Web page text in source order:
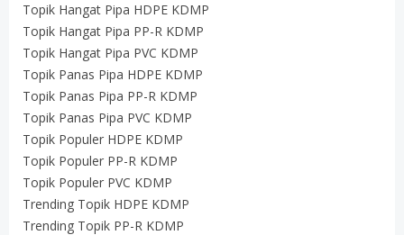
Topik Hangat Pipa HDPE KDMP
Topik Hangat Pipa PP-R KDMP
Topik Hangat Pipa PVC KDMP
Topik Panas Pipa HDPE KDMP
Topik Panas Pipa PP-R KDMP
Topik Panas Pipa PVC KDMP
Topik Populer HDPE KDMP
Topik Populer PP-R KDMP
Topik Populer PVC KDMP
Trending Topik HDPE KDMP
Trending Topik PP-R KDMP